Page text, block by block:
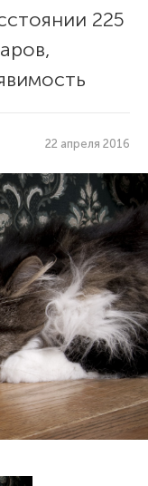
225
22 апреля 2016